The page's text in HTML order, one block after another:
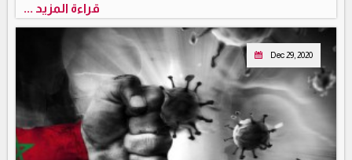
قراءة المزيد ...
Dec 29, 2020